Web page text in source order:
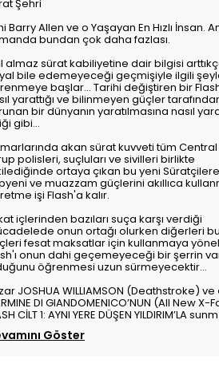
Şehri
Barry Allen ve o Yaşayan En Hızlı İnsan.
bundan çok daha fazlası.
almaz sürat kabiliyetine dair bilgisi
bile edemeyeceği geçmişiyle ilgili
başlar... Tarihi değiştiren bir
yarattığı ve bilinmeyen güçler
bir dünyanın yaratılmasına nasıl
gibi…
akan sürat kuvveti tüm Central
polisleri, suçluları ve sivilleri birlikte
ortaya çıkan bu yeni Süratçilere
ve muazzam güçlerini akıllıca
işi Flash'a kalır.
içlerinden bazıları suça karşı verdiği
onun ortağı olurken diğerleri
fesat maksatlar için kullanmaya
onun dahi geçemeyeceği bir şerrin
öğrenmesi uzun sürmeyecektir…
JOSHUA WILLIAMSON (Deathstroke)
DI GIANDOMENICO’NUN (All New X-
CİLT 1: AYNI YERE DÜŞEN YILDIRIM’LA sunm
Göster